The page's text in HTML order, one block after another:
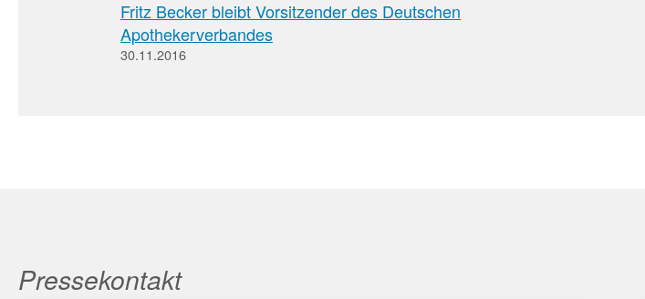
Fritz Becker bleibt Vorsitzender des Deutschen
Apothekerverbandes
30.11.2016
Pressekontakt